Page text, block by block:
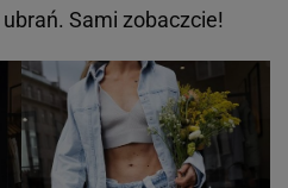
Sami zobaczcie!